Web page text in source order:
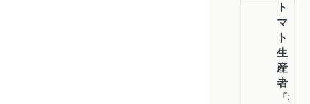
ト
マ
ト
生
産
者
「神